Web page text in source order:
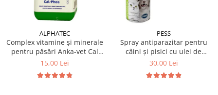
ALPHATEC
Complex vitamine și minerale
pentru păsări Anka-vet Cal
Phos 100 ml
15,00 Lei
PESS
Spray antiparazitar pentru
câini și pisici cu ulei de
geranium Pess 250 ml
30,00 Lei